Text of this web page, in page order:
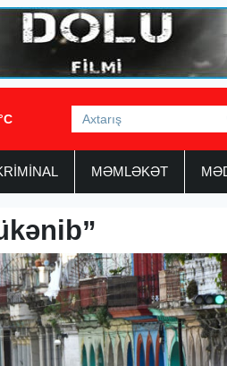
MƏMLƏKƏT